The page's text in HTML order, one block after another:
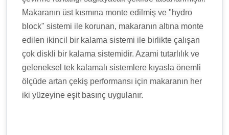
Makaranın üst kısmına monte edilmiş ve "hydro
block" sistemi ile korunan, makaranın altına monte
edilen ikincil bir kalama sistemi ile birlikte çalışan
çok diskli bir kalama sistemidir. Azami tutarlılık ve
geleneksel tek kalamalı sistemlere kıyasla önemli
ölçüde artan çekiş performansı için makaranın her
iki yüzeyine eşit basınç uygulanır.